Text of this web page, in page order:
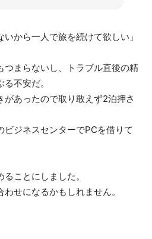
から一人で旅を続けて欲しい」
つまらないし、トラブル直後の精
不安だ。
あったので取り敢えず2泊押さ
ビジネスセンターでPCを借りて
ことにしました。
せになるかもしれません。